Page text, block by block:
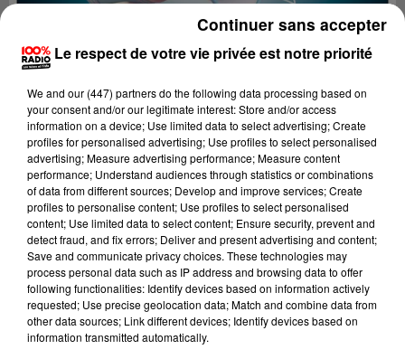
Lecture (4 min 10 sec)
100%
100% Radio les infos de l'Ariege
Le respect de votre vie privée est notre priorité
We and our (447) partnersdo the following data processing based on
your consent and/or our legitimate interest: Store and/or access
information on a device; Use limited data to select advertising; Create
profiles for personalised advertising; Use profiles to select personalised
advertising; Measure advertising performance; Measure content
performance; Understand audiences through statistics or combinations
of data from different sources; Develop and improve services; Create
profiles to personalise content; Use profiles to select personalised
content; Use limited data to select content; Ensure security, prevent and
detect fraud, and fix errors; Deliver and present advertising and content;
Save and communicate privacy choices. These technologies may
process personal data such as IP address and browsing data to offer
following functionalities: Identify devices based on information actively
requested; Use precise geolocation data; Match and combine data from
other data sources; Link different devices; Identify devices based on
information transmitted automatically.
Continuer sans accepter